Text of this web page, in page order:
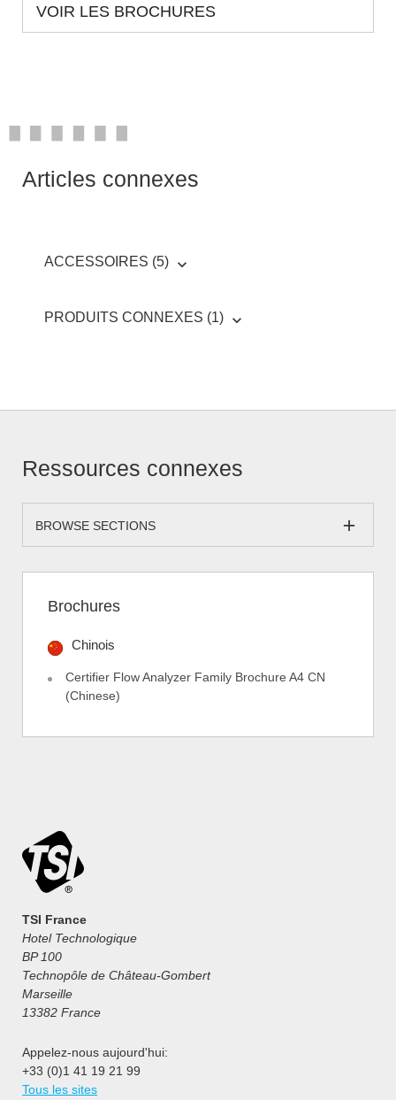
VOIR LES BROCHURES
Articles connexes
ACCESSOIRES (5)
PRODUITS CONNEXES (1)
Ressources connexes
BROWSE SECTIONS
Brochures
Chinois
Certifier Flow Analyzer Family Brochure A4 CN
(Chinese)
TSI France
Hotel Technologique
BP 100
Technopôle de Château-Gombert
Marseille
13382 France
Appelez-nous aujourd'hui:
+33 (0)1 41 19 21 99
Tous les sites